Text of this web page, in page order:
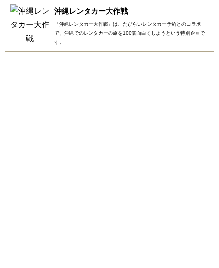
沖縄レンタカー大作戦
「沖縄レンタカー大作戦」は、たびらいレンタカー予約とのコラボ
で、沖縄でのレンタカーの旅を100倍面白くしようという特別企画で
す。